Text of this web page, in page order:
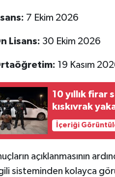
7 Ekim 2026
Lisans: 30 Ekim 2026
19 Kasım
10 yıllık firar
kıskıvrak
İçeriği
açıklanmasının
sisteminden kolayca